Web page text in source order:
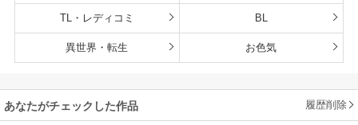
TL・レディコミ BL
異世界・転生 お色気
あなたがチェックした作品 履歴削除